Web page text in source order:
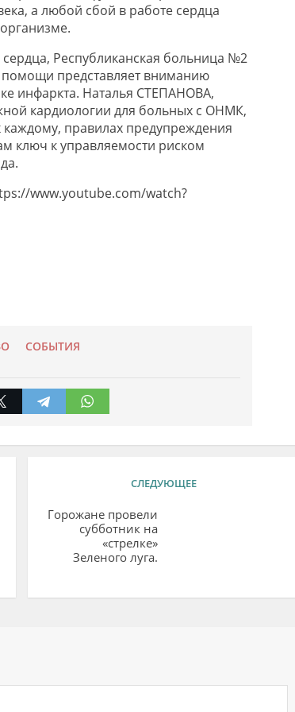
а любой сбой в работе сердца
Республиканская больница №2
представляет вниманию
инфаркта. Наталья СТЕПАНОВА,
кардиологии для больных с ОНМК,
каждому, правилах предупреждения
ключ к управляемости риском
www.youtube.com/watch?
СОБЫТИЯ
СЛЕДУЮЩЕЕ
Горожане провели
субботник на
«стрелке»
Зеленого луга.